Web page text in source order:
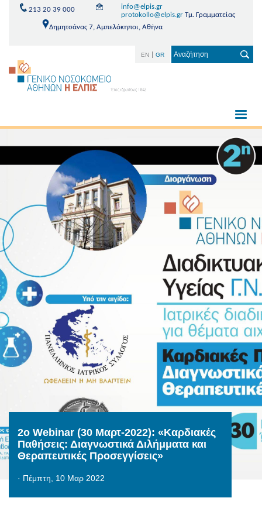
213 20 39 000
info@elpis.gr
protokollo@elpis.grΤμ. Γραμματείας
Δημητσάνας 7, Αμπελόκηποι, Αθήνα
EN GR
2o Webinar (30 Μαρτ-2022): «Καρδιακές
Παθήσεις: Διαγνωστικά Διλήμματα και
Θεραπευτικές Προσεγγίσεις»
· Πέμπτη, 10 Μαρ 2022